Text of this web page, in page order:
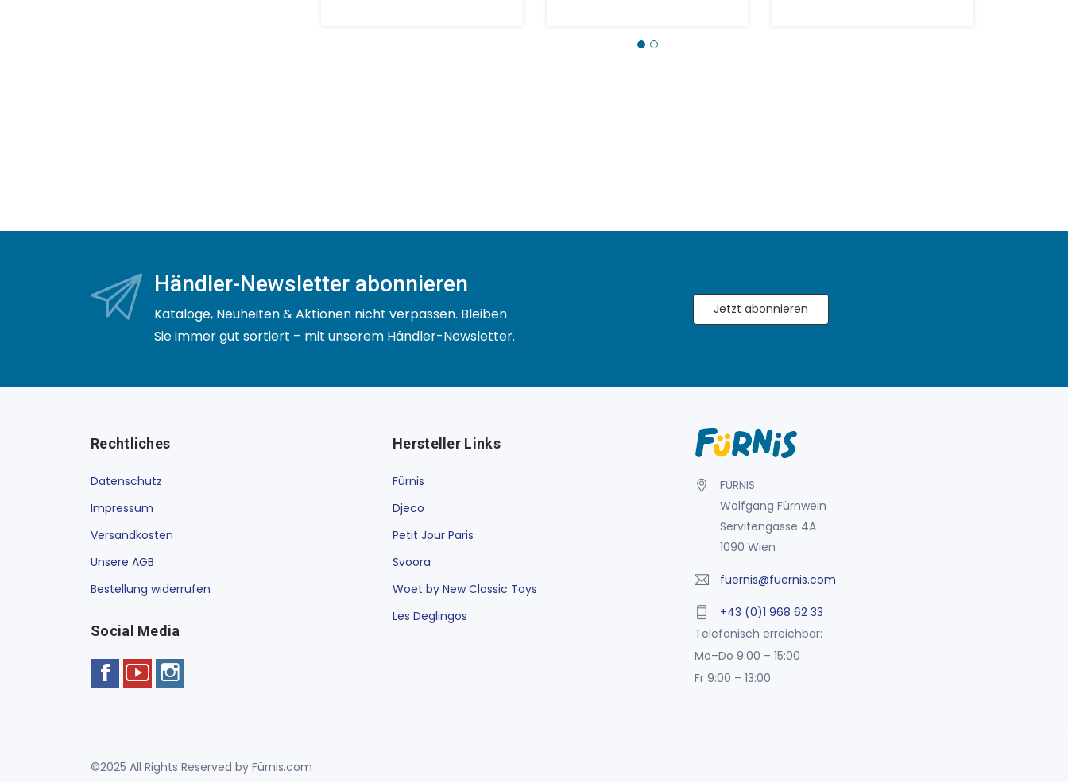
Händler-Newsletter abonnieren
Kataloge, Neuheiten & Aktionen nicht verpassen. Bleiben
Sie immer gut sortiert – mit unserem Händler-Newsletter.
Jetzt abonnieren
Rechtliches
Datenschutz
Impressum
Versandkosten
Unsere AGB
Bestellung widerrufen
Social Media
Hersteller Links
Fürnis
Djeco
Petit Jour Paris
Svoora
Woet by New Classic Toys
Les Deglingos
FÜRNIS
Wolfgang Fürnwein
Servitengasse 4A
1090 Wien
fuernis@fuernis.com
+43 (0)1 968 62 33
Telefonisch erreichbar:
Mo–Do 9:00 – 15:00
Fr 9:00 – 13:00
©2025 All Rights Reserved by Fürnis.com